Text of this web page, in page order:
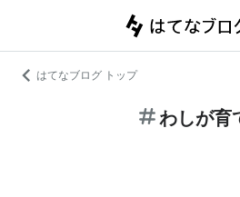
はてなブログ トップ
わしが育